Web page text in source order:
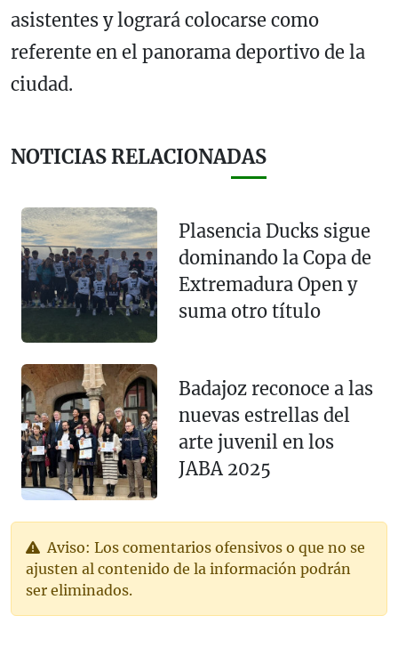
asistentes y logrará colocarse como
referente en el panorama deportivo de la
ciudad.
NOTICIAS RELACIONADAS
Plasencia Ducks sigue
dominando la Copa de
Extremadura Open y
suma otro título
Badajoz reconoce a las
nuevas estrellas del
arte juvenil en los
JABA 2025
Aviso: Los comentarios ofensivos o que no se
ajusten al contenido de la información podrán
ser eliminados.